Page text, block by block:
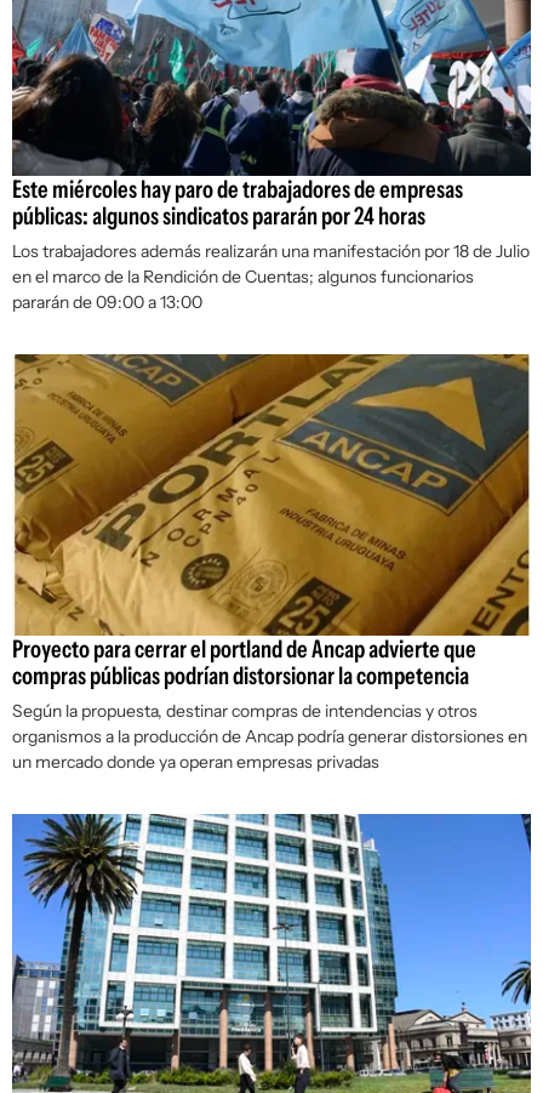
Este miércoles hay paro de trabajadores de empresas
públicas: algunos sindicatos pararán por 24 horas
Los trabajadores además realizarán una manifestación por 18 de Julio
en el marco de la Rendición de Cuentas; algunos funcionarios
pararán de 09:00 a 13:00
Proyecto para cerrar el portland de Ancap advierte que
compras públicas podrían distorsionar la competencia
Según la propuesta, destinar compras de intendencias y otros
organismos a la producción de Ancap podría generar distorsiones en
un mercado donde ya operan empresas privadas